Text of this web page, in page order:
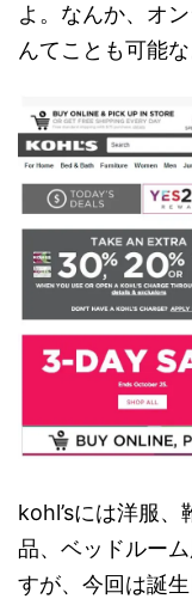
よ。なんか、オ
んてことも可能な
kohl’sには洋服
品、ベッドルー
すが、今回は誕